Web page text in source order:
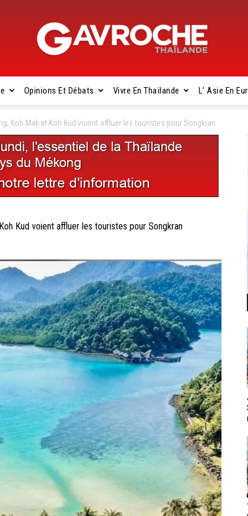
Gavroche
Opinions Et Débats Vivre En Thaïlande L’ Asie En
Koh Mak et Koh Kud voient affluer les touristes pour Songkran
Kud voient affluer les touristes pour Songkran